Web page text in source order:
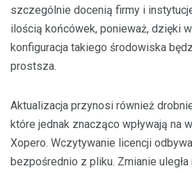
szczególnie docenią firmy i
ilością końcówek, ponieważ, dzięki
konfiguracja takiego środowiska
prostsza.
Aktualizacja przynosi również
które jednak znacząco wpływają na
Xopero. Wczytywanie licencji
bezpośrednio z pliku. Zmianie